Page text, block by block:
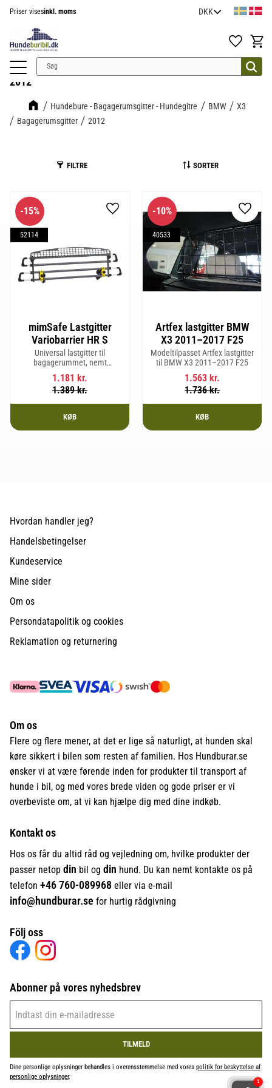
Priser visesinkl. moms
Favoritter
2012
Hundebure - Bagagerumsgitter - Hundegitre BMW
X3
Bagagerumsgitter
2012
FILTRE SORTER
mimSafe Lastgitter
Variobarrier HR S
Universal lastgitter til
bagagerummet, nemt
justerbart for at passe bilens
form og sikre en tryg og sikker
rejse med kæledyr eller last.
1.181 kr.
1.389kr.
15%
52114
Gem som favorit
KØB
Artfex lastgitter BMW
X3 2011–2017 F25
Modeltilpasset Artfex lastgitter
til BMW X3 2011–2017 F25
1.563 kr.
1.736kr.
10%
40533
Gem
KØB
Hvordan handler jeg?
Handelsbetingelser
Kundeservice
Mine sider
Om os
Persondatapolitik og cookies
Reklamation og returnering
Om os
Flere og flere mener, at det er lige så naturligt, at hunden skal
køre sikkert i bilen som resten af familien. Hos Hundburar.se
ønsker vi at være førende inden for produkter til transport af
hunde i bil, og med vores brede viden og gode priser er vi
overbeviste om, at vi kan hjælpe dig med dine indkøb.
Kontakt os
Hos os får du altid råd og vejledning om, hvilke produkter der
passer netop din bil og din hund. Du kan nemt kontakte os på
telefon +46760-089968 eller via e-mail
info@hundburar.se for hurtig rådgivning
Följ oss
Abonner på vores nyhedsbrev
TILMELD
Dine personlige oplysninger behandles i overensstemmelse med vores politik for beskyttelse af
personlige oplysninger.